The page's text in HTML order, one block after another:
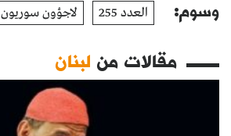
وسوم: العدد 255 لاجؤون سوريون
مقالات من لبنان